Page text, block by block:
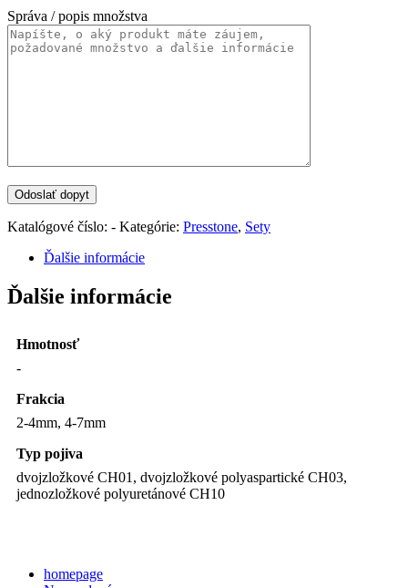
Správa / popis množstva
Katalógové číslo: - Kategórie: Presstone, Sety
Ďalšie informácie
Ďalšie informácie
Hmotnosť
-
Frakcia
2-4mm, 4-7mm
Typ pojiva
dvojzložkové CH01, dvojzložkové polyaspartické CH03,
jednozložkové polyuretánové CH10
homepage